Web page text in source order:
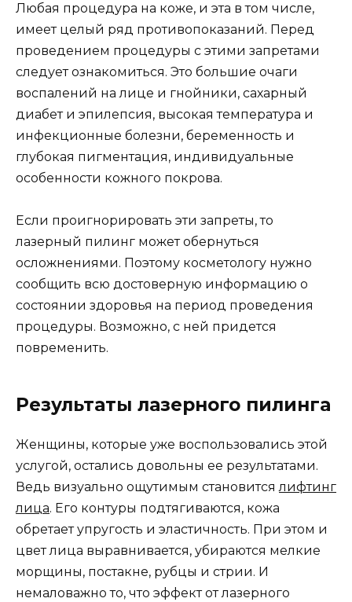
Любая процедура на коже, и эта в том числе,
имеет целый ряд противопоказаний. Перед
проведением процедуры с этими запретами
следует ознакомиться. Это большие очаги
воспалений на лице и гнойники, сахарный
диабет и эпилепсия, высокая температура и
инфекционные болезни, беременность и
глубокая пигментация, индивидуальные
особенности кожного покрова.
Если проигнорировать эти запреты, то
лазерный пилинг может обернуться
осложнениями. Поэтому косметологу нужно
сообщить всю достоверную информацию о
состоянии здоровья на период проведения
процедуры. Возможно, с ней придется
повременить.
Результаты лазерного пилинга
Женщины, которые уже воспользовались этой
услугой, остались довольны ее результатами.
Ведь визуально ощутимым становитсялифтинг
лица. Его контуры подтягиваются, кожа
обретает упругость и эластичность. При этом и
цвет лица выравнивается, убираются мелкие
морщины, постакне, рубцы и стрии. И
немаловажно то, что эффект от лазерного